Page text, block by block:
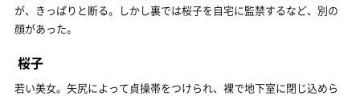
が、きっぱりと断る。しかし裏では桜子を自宅に監禁するなど、別の
顔があった。
桜子
若い美女。矢尻によって貞操帯をつけられ、裸で地下室に閉じ込めら